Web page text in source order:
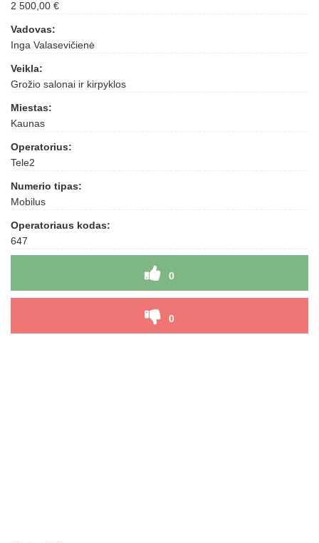
2 500,00 €
Vadovas:
Inga Valasevičienė
Veikla:
Grožio salonai ir kirpyklos
Miestas:
Kaunas
Operatorius:
Tele2
Numerio tipas:
Mobilus
Operatoriaus kodas:
647
0
0